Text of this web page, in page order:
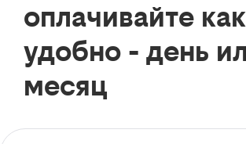
оплачивайте как
удобно - день
месяц